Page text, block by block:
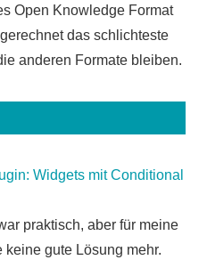
Open Knowledge Format
das schlichteste
anderen Formate bleiben.
Widgets mit Conditional
praktisch, aber für meine
keine gute Lösung mehr.